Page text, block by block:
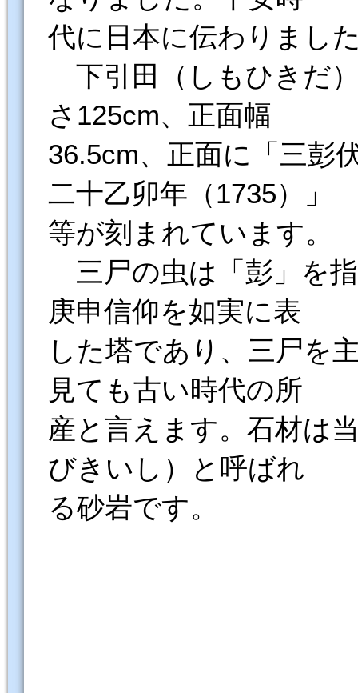
代に日本に伝わりまし
下引田（しもひきだ
さ125cm、正面幅
36.5cm、正面に「三彭
二十乙卯年（1735）」
等が刻まれています。
三尸の虫は「彭」を
庚申信仰を如実に表
した塔であり、三尸を
見ても古い時代の所
産と言えます。石材は
びきいし）と呼ばれ
る砂岩です。